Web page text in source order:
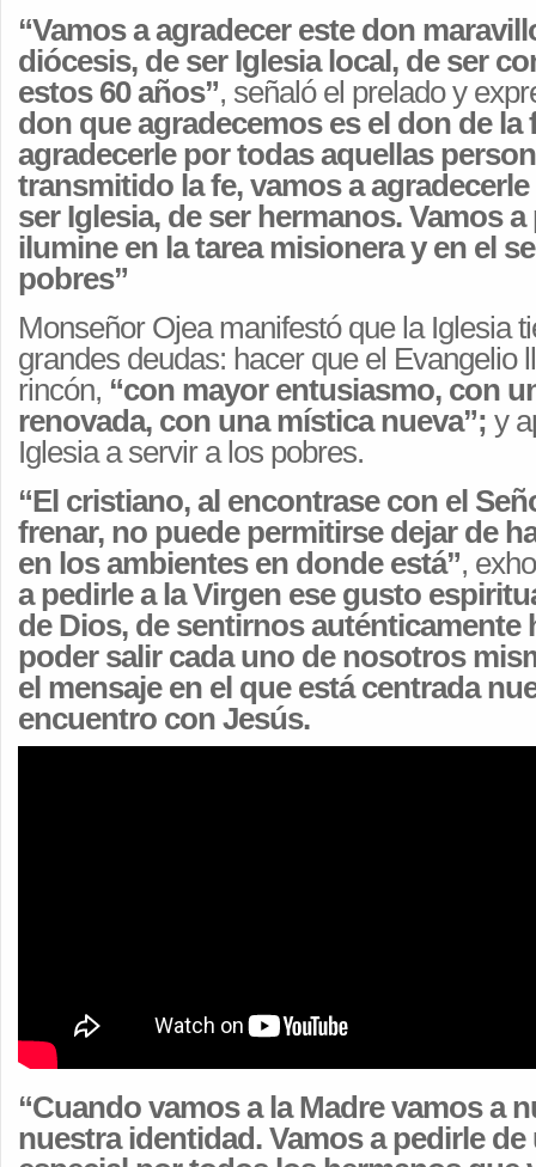
“Vamos a agradecer este don
diócesis, de ser Iglesia local, de ser
estos 60 años”, señaló el prelado y
don que agradecemos es el don de la
agradecerle por todas aquellas
transmitido la fe, vamos a
ser Iglesia, de ser hermanos. Vamos
ilumine en la tarea misionera y en el
pobres”
Monseñor Ojea manifestó que la Iglesia
grandes deudas: hacer que el Evangelio
rincón, “con mayor entusiasmo, con
renovada, con una mística nueva”; y
Iglesia a servir a los pobres.
“El cristiano, al encontrase con el
frenar, no puede permitirse dejar de
en los ambientes en donde está”,
a pedirle a la Virgen ese gusto
de Dios, de sentirnos auténticamente
poder salir cada uno de nosotros
el mensaje en el que está centrada
encuentro con Jesús.
“Cuando vamos a la Madre vamos a
nuestra identidad. Vamos a pedirle de